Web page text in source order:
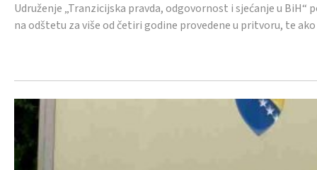
Udruženje „Tranzicijska pravda, odgovornost i sjećanje u
na odštetu za više od četiri godine provedene u pritvoru, te